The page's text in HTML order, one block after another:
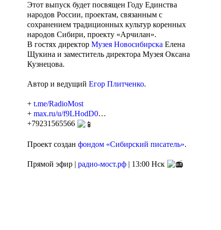
Этот выпуск будет посвящен Году Единства
народов России, проектам, связанным с
сохранением традиционных культур коренных
народов Сибири, проекту «Арчилан».
В гостях директор Музея Новосибирска Елена
Щукина и заместитель директора Музея Оксана
Кузнецова.
Автор и ведущий Егор Плитченко.
+ t.me/RadioMost
+ max.ru/u/f9LHodD0…
+79231565566
Проект создан фондом «Сибирский писатель».
Прямой эфир | радио-мост.рф | 13:00 Нск